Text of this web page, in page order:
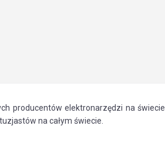
producentów elektronarzędzi na świecie.
na całym świecie.